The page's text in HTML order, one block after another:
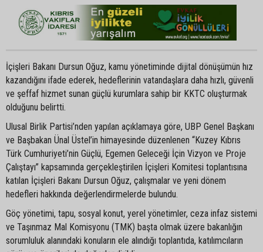
İçişleri Bakanı Dursun Oğuz, kamu yönetiminde dijital dönüşümün hız
kazandığını ifade ederek, hedeflerinin vatandaşlara daha hızlı, güvenli
ve şeffaf hizmet sunan güçlü kurumlara sahip bir KKTC oluşturmak
olduğunu belirtti.
Ulusal Birlik Partisi’nden yapılan açıklamaya göre, UBP Genel Başkanı
ve Başbakan Ünal Üstel’in himayesinde düzenlenen “Kuzey Kıbrıs
Türk Cumhuriyeti’nin Güçlü, Egemen Geleceği İçin Vizyon ve Proje
Çalıştayı” kapsamında gerçekleştirilen İçişleri Komitesi toplantısına
katılan İçişleri Bakanı Dursun Oğuz, çalışmalar ve yeni dönem
hedefleri hakkında değerlendirmelerde bulundu.
Göç yönetimi, tapu, sosyal konut, yerel yönetimler, ceza infaz sistemi
ve Taşınmaz Mal Komisyonu (TMK) başta olmak üzere bakanlığın
sorumluluk alanındaki konuların ele alındığı toplantıda, katılımcıların